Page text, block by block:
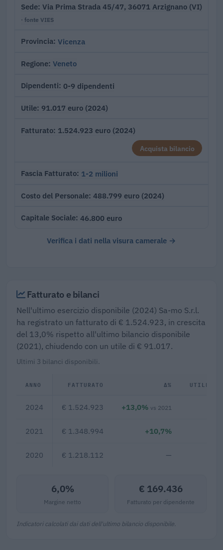
Sede Via Prima Strada 45/47, 36071 Arzignano (VI)
· fonte VIES
Provincia Vicenza
Regione Veneto
Dipendenti 0-9 dipendenti
Utile 91.017 euro (2024)
Fatturato 1.524.923 euro (2024)
Acquista bilancio
Fascia Fatturato 1-2 milioni
Costo del Personale 488.799 euro (2024)
Capitale Sociale 46.800 euro
Verifica i dati nella visura camerale →
Fatturato e bilanci
Nell'ultimo esercizio disponibile (2024) Sa-mo S.r.l.
ha registrato un fatturato di € 1.524.923, in crescita
del 13,0% rispetto all'ultimo bilancio disponibile
(2021), chiudendo con un utile di € 91.017.
Ultimi 3 bilanci disponibili.
ANNO FATTURATO Δ% UTILE/
2024 € 1.524.923 +13,0% vs 2021
2021 € 1.348.994 +10,7%
2020 € 1.218.112 —
6,0%
Margine netto
€ 169.436
Fatturato per dipendente
Indicatori calcolati dai dati dell'ultimo bilancio disponibile.